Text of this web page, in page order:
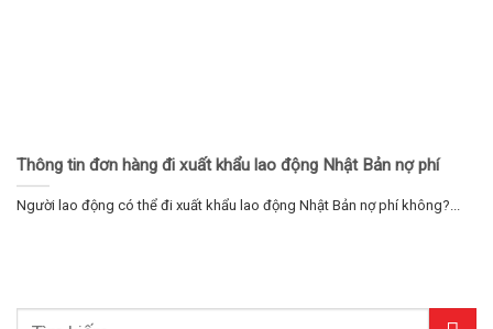
Thông tin đơn hàng đi xuất khẩu lao động Nhật Bản nợ phí
Người lao động có thể đi xuất khẩu lao động Nhật Bản nợ phí không?...